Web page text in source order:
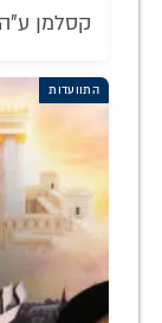
קסלמן ע"ה
התוועדות